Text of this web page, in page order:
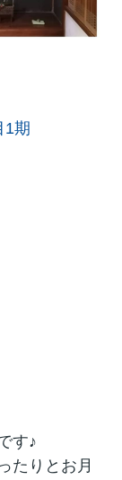
1期
す♪
たりとお月